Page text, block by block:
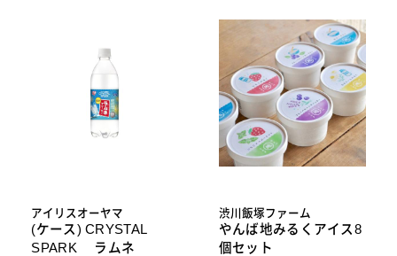
アイリスオーヤマ
(ケース) CRYSTAL
SPARK ラムネ
渋川飯塚ファーム
やんば地みるくアイス8
個セット